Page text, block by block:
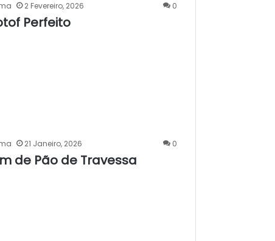
2 Fevereiro, 2026 0
Perfeito
21 Janeiro, 2026 0
de Pão de Travessa